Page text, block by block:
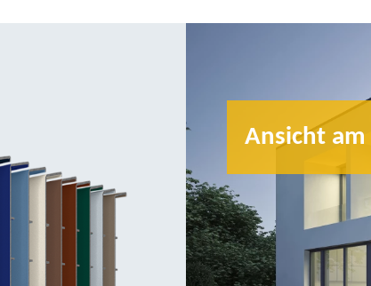
Ansicht am